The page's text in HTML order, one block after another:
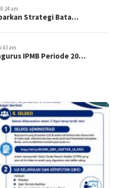
am
Strategi Bata…
am
IPMB Periode 20…